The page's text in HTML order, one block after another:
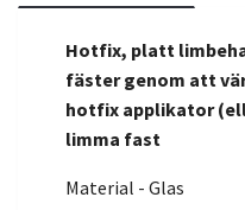
Hotfix, platt
fäster genom att
hotfix applikator
limma fast
Material - Glas